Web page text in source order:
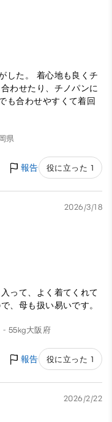
した。 着心地も良くチ
わせたり、チノパンに
も合わせやすくて着回
県
報告 役に立った 1
2026/3/18
って、よく着てくれて
、母も扱い易いです。
- 55kg大阪府
報告 役に立った 1
2026/2/22